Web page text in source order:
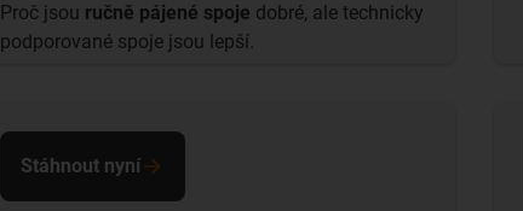
Proč jsou ručně pájené spoje dobré, ale technicky
podporované spoje jsou lepší.
Stáhnout nyní